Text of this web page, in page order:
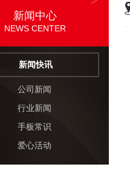
新闻中心
NEWS CENTER
新闻快讯
公司新闻
行业新闻
手板常识
爱心活动